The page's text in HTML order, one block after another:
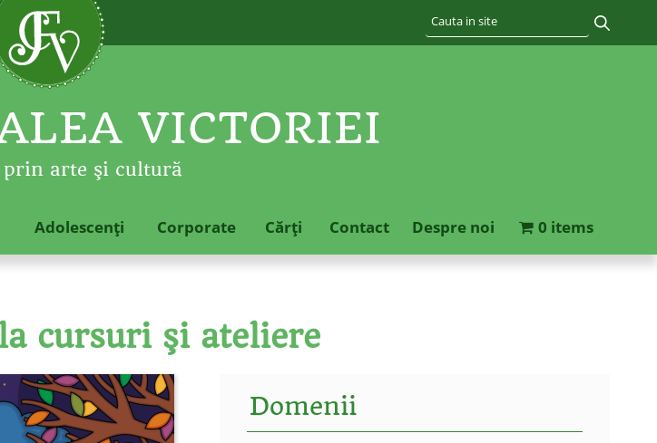
VICTORIEI
arte şi cultură
Adolescenţi Corporate Cărţi Contact Despre noi 0 items
cursuri şi ateliere
Domenii